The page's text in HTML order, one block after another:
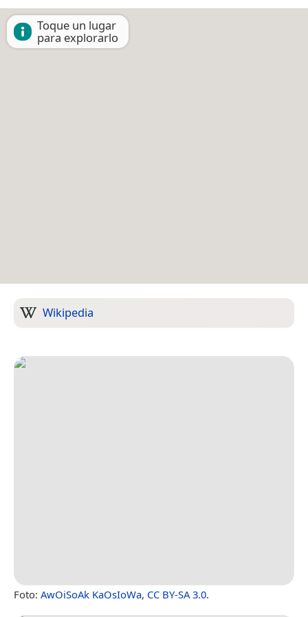
Toque un lugar
para explorarlo
Wikipedia
Foto: AwOiSoAk KaOsIoWa, CC BY-SA 3.0.